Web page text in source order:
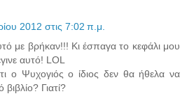
2012 στις 7:02 π.μ.
με βρήκαν!!! Κι έσπαγα το κεφάλι μου
αυτό! LOL
ο Ψυχογιός ο ίδιος δεν θα ήθελα να
Γιατί?